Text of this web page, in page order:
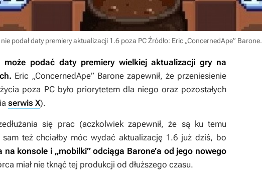
podał daty premiery aktualizacji 1.6 poza PCŹródło: Eric „ConcernedApe” Barone.
podać daty premiery wielkiej aktualizacji gry na
Eric „ConcernedApe” Barone zapewnił, że przeniesienie
poza PC było priorytetem dla niego oraz pozostałych
serwis X).
się prac (aczkolwiek zapewnił, że są ku temu
też chciałby móc wydać aktualizację 1.6 już dziś, bo
konsole i „mobilki” odciąga Barone’a od jego nowego
miał nie tknąć tej produkcji od dłuższego czasu.